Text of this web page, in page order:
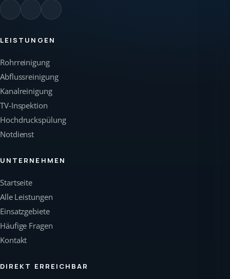
LEISTUNGEN
Rohrreinigung
Abflussreinigung
Kanalreinigung
TV-Inspektion
Hochdruckspülung
Notdienst
UNTERNEHMEN
Startseite
Alle Leistungen
Einsatzgebiete
Häufige Fragen
Kontakt
DIREKT ERREICHBAR